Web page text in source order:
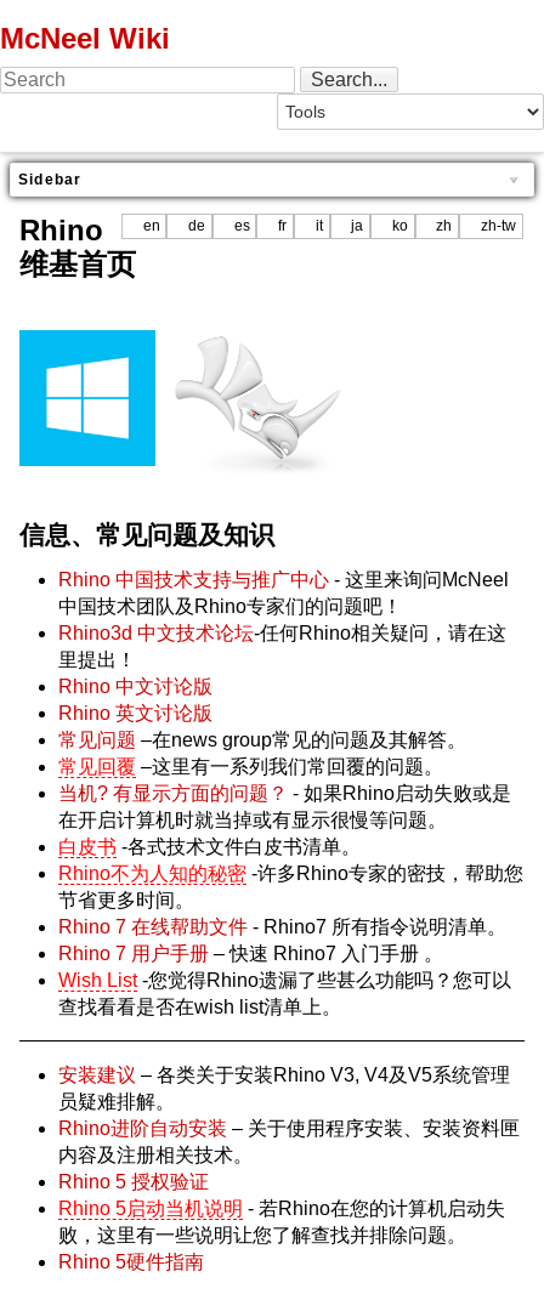
McNeel Wiki
Sidebar
en de es fr it ja ko zh zh-tw
Rhino
维基首页
信息、常见问题及知识
Rhino 中国技术支持与推广中心 - 这里来询问McNeel
中国技术团队及Rhino专家们的问题吧！
Rhino3d 中文技术论坛-任何Rhino相关疑问，请在这
里提出！
Rhino 中文讨论版
Rhino 英文讨论版
常见问题 –在news group常见的问题及其解答。
常见回覆 –这里有一系列我们常回覆的问题。
当机? 有显示方面的问题？ - 如果Rhino启动失败或是
在开启计算机时就当掉或有显示很慢等问题。
白皮书 -各式技术文件白皮书清单。
Rhino不为人知的秘密 -许多Rhino专家的密技，帮助您
节省更多时间。
Rhino 7 在线帮助文件 - Rhino7 所有指令说明清单。
Rhino 7 用户手册 – 快速 Rhino7 入门手册 。
Wish List-您觉得Rhino遗漏了些甚么功能吗？您可以
查找看看是否在wish list清单上。
安装建议 – 各类关于安装Rhino V3, V4及V5系统管理
员疑难排解。
Rhino进阶自动安装 – 关于使用程序安装、安装资料匣
内容及注册相关技术。
Rhino 5 授权验证
Rhino 5启动当机说明 - 若Rhino在您的计算机启动失
败，这里有一些说明让您了解查找并排除问题。
Rhino 5硬件指南